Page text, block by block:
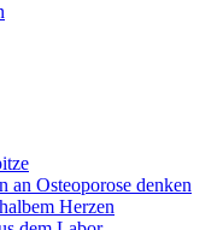
an Osteoporose denken
Herzen